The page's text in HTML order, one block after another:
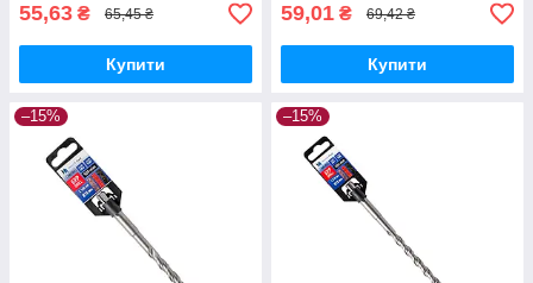
55,63 ₴ 65,45 ₴
Купити
59,01 ₴ 69,42 ₴
Купити
–15% –15%